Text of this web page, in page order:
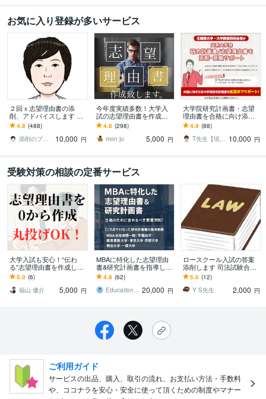
お気に入り登録が多いサービス
２回ｘ志望理由書の添
削、アドバイスします 大
学入試、大学院入試、専
門学校を受験される方に
4.8 (488)
添削のプロJun★受験・教育アドバイザー
10,000 円
今年度実績多数！大学入
試の志望理由書を作成し
ます 【即日納品可能！】
プロの文章で志望校に合
格しましょう
4.8 (298)
mon ju
5,000 円
大学院研究計画書・志望
理由書を合格に向け添削
します 元某難関大学・大
学院採用担当者が添削し
ます(面接サポート含)
4.9 (88)
T先生【現役研究者、心理学者、経営者】 10,000 円
受験対策の相談の定番サービス
大学入試も安心！“伝わ
る”志望理由書を作成しま
す 書類審査を突破する志
望理由書、全力でサポー
トします！
5.0 (6)
福山 優介
5,000 円
MBAに特化した志望理由
書&研究計画書を指導しま
す 多数の合格実績に基づ
く想定面接も無料で作成
します！
4.8 (62)
Education LABO 20,000 円
ロースクール入試の答案
添削します 司法試験合格
者がロースクール入試に
特化した答案添削をしま
す。
5.0 (12)
Y S先生
2,000 円
ご利用ガイド
サービスの出品、購入、取引の流れ、お支払い方法・手数料
や、ココナラを安心・安全に使って頂くための制度やマナー